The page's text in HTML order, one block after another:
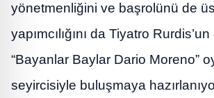
yönetmenliğini ve başrolünü de
yapımcılığını da Tiyatro
“Bayanlar Baylar Dario Moreno”
seyircisiyle buluşmaya